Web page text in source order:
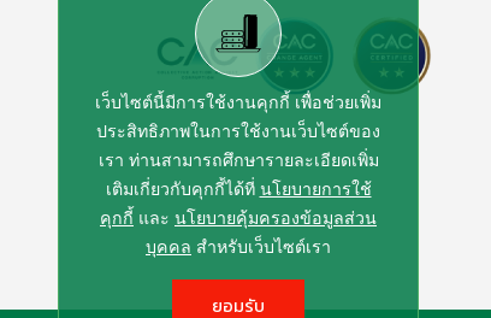
เว็บไซต์นี้มีการใช้งานคุกกี้ เพื่อช่วยเพิ่ม
ประสิทธิภาพในการใช้งานเว็บไซต์ของ
เรา ท่านสามารถศึกษารายละเอียดเพิ่ม
เติมเกี่ยวกับคุกกี้ได้ที่ นโยบายการใช้
คุกกี้ และ นโยบายคุ้มครองข้อมูลส่วน
บุคคล สำหรับเว็บไซต์เรา
ยอมรับ